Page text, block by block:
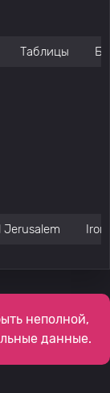
Таблицы
Jerusalem
неполной,
данные.